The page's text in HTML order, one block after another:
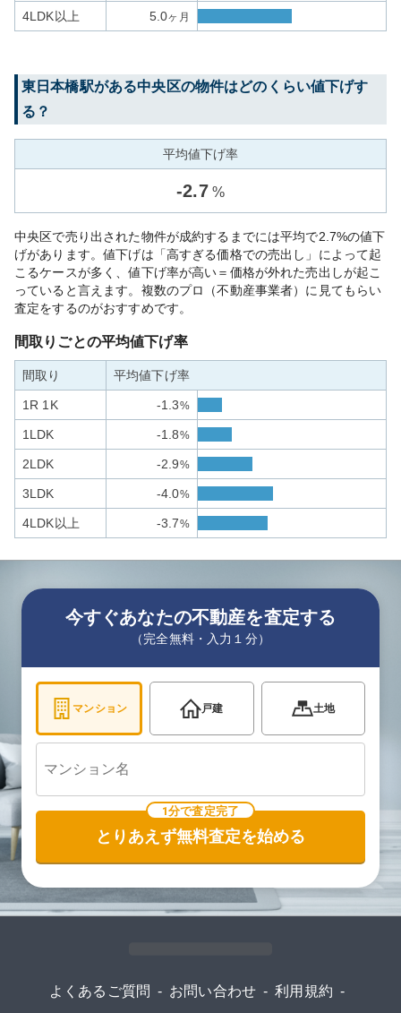
4LDK以上 5.0ヶ月
東日本橋駅がある中央区の物件はどのくらい値下げす
る？
平均値下げ率
-2.7 %
中央区で売り出された物件が成約するまでには平均で2.7%の値下
げがあります。値下げは「高すぎる価格での売出し」によって起
こるケースが多く、値下げ率が高い＝価格が外れた売出しが起こ
っていると言えます。複数のプロ（不動産事業者）に見てもらい
査定をするのがおすすめです。
間取りごとの平均値下げ率
間取り 平均値下げ率
1R 1K -1.3%
1LDK -1.8%
2LDK -2.9%
3LDK -4.0%
4LDK以上 -3.7%
今すぐあなたの不動産を査定する
（完全無料・入力１分）
マンション 戸建 土地
1分で査定完了
とりあえず無料査定を始める
よくあるご質問 - お問い合わせ - 利用規約 -